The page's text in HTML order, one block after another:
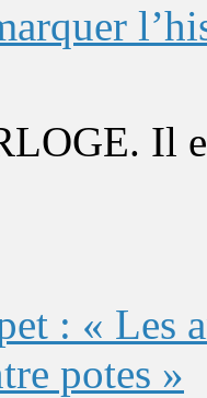
Il
: « Les
potes »